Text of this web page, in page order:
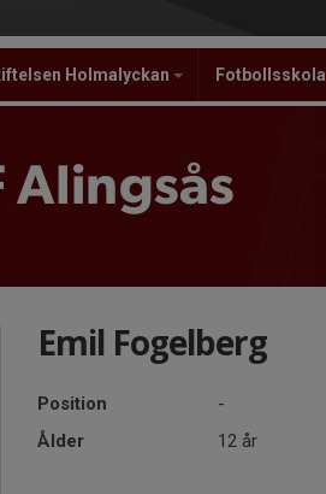
Holmalyckan Fotbollsskola
Alingsås
Emil Fogelberg
Position
-
Ålder
12 år